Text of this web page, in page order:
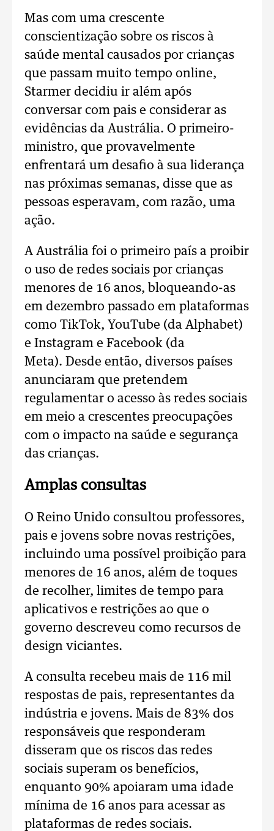
Mas com uma crescente
conscientização sobre os riscos à
saúde mental causados ​​por crianças
que passam muito tempo online,
Starmer decidiu ir além após
conversar com pais e considerar as
evidências da Austrália. O primeiro-
ministro, que provavelmente
enfrentará um desafio à sua liderança
nas próximas semanas, disse que as
pessoas esperavam, com razão, uma
ação.
A Austrália foi o primeiro país a proibir
o uso de redes sociais por crianças
menores de 16 anos, bloqueando-as
em dezembro passado em plataformas
como TikTok, YouTube (da Alphabet)
e Instagram e Facebook (da
Meta). Desde então, diversos países
anunciaram que pretendem
regulamentar o acesso às redes sociais
em meio a crescentes preocupações
com o impacto na saúde e segurança
das crianças.
Amplas consultas
O Reino Unido consultou professores,
pais e jovens sobre novas restrições,
incluindo uma possível proibição para
menores de 16 anos, além de toques
de recolher, limites de tempo para
aplicativos e restrições ao que o
governo descreveu como recursos de
design viciantes.
A consulta recebeu mais de 116 mil
respostas de pais, representantes da
indústria e jovens. Mais de 83% dos
responsáveis que responderam
disseram que os riscos das redes
sociais superam os benefícios,
enquanto 90% apoiaram uma idade
mínima de 16 anos para acessar as
plataformas de redes sociais.